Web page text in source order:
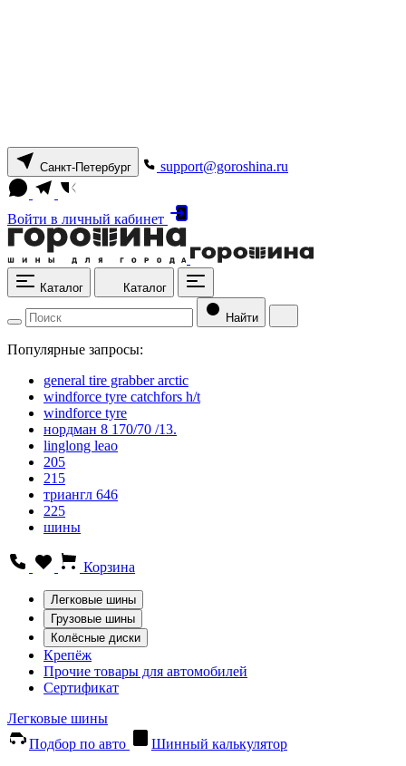
Санкт-Петербург support@goroshina.ru
Войти в личный кабинет
Каталог Каталог
Найти
Популярные запросы:
general tire grabber arctic
windforce tyre catchfors h/t
windforce tyre
нордман 8 170/70 /13.
linglong leao
205
215
триангл 646
225
шины
Корзина
Легковые шины
Грузовые шины
Колёсные диски
Крепёж
Прочие товары для автомобилей
Сертификат
Легковые шины
Подбор по авто
Шинный калькулятор